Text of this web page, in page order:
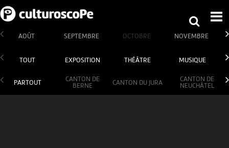
AOÛT SEPTEMBRE OCTOBRE NOVEMBRE
TOUT EXPOSITION THÉÂTRE MUSIQUE
PARTOUT
CANTON DE
BERNE
CANTON DU JURA
CANTON DE
NEUCHÂTEL